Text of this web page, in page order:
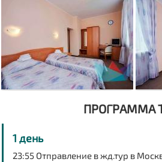
ПРОГРАММА
1 день
23:55 Отправление в жд.тур в